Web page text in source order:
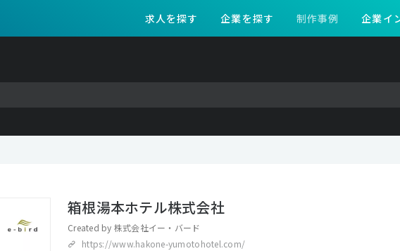
求人を探す 企業を探す 制作事例 企業イ
箱根湯本ホテル株式会社
Created by 株式会社イー・バード
https://www.hakone-yumotohotel.com/